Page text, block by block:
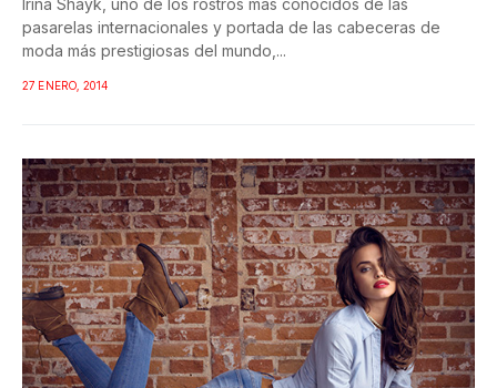
pasarelas internacionales y portada de las cabeceras de
moda más prestigiosas del mundo,...
27 ENERO, 2014